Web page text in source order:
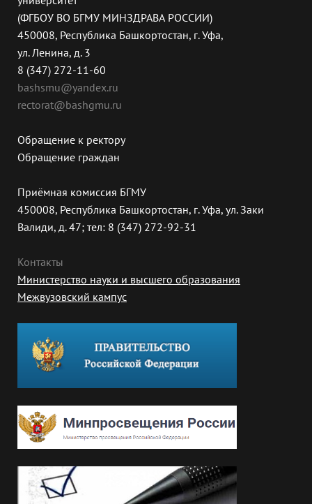
(ФГБОУ ВО БГМУ МИНЗДРАВА РОССИИ)
450008, Республика Башкортостан, г. Уфа,
ул. Ленина, д. 3
8 (347) 272-11-60
bashsmu@yandex.ru
rectorat@bashgmu.ru
Обращение к ректору
Обращение граждан
Приёмная комиссия БГМУ
450008, Республика Башкортостан, г. Уфа, ул. Заки
Валиди, д. 47; тел: 8 (347) 272-92-31
Контакты
Министерство науки и высшего образования
Межвузовский кампус